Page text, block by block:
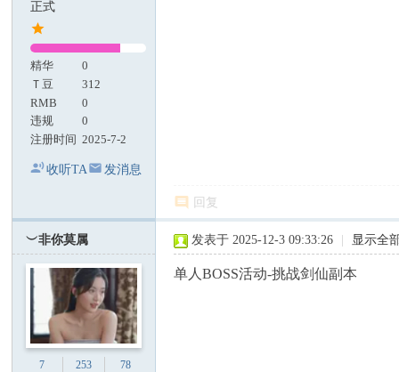
正式
精华
0
Ｔ豆
312
RMB
0
违规
0
注册时间 2025-7-2
收听TA 发消息
回复
︶非你莫属
7
253
78
发表于 2025-12-3 09:33:26 显示全
单人BOSS活动-挑战剑仙副本